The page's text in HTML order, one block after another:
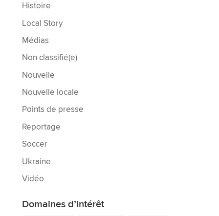
Histoire
Local Story
Médias
Non classifié(e)
Nouvelle
Nouvelle locale
Points de presse
Reportage
Soccer
Ukraine
Vidéo
Domaines d’intérêt